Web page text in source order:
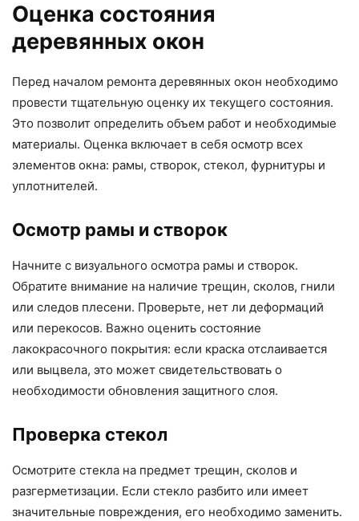
Оценка состояния
деревянных окон
Перед началом ремонта деревянных окон необходимо
провести тщательную оценку их текущего состояния.
Это позволит определить объем работ и необходимые
материалы. Оценка включает в себя осмотр всех
элементов окна: рамы, створок, стекол, фурнитуры и
уплотнителей.
Осмотр рамы и створок
Начните с визуального осмотра рамы и створок.
Обратите внимание на наличие трещин, сколов, гнили
или следов плесени. Проверьте, нет ли деформаций
или перекосов. Важно оценить состояние
лакокрасочного покрытия: если краска отслаивается
или выцвела, это может свидетельствовать о
необходимости обновления защитного слоя.
Проверка стекол
Осмотрите стекла на предмет трещин, сколов и
разгерметизации. Если стекло разбито или имеет
значительные повреждения, его необходимо заменить.